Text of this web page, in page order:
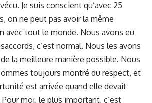
Je suis conscient qu’avec 25
on ne peut pas avoir la même
avec tout le monde. Nous avons eu
c’est normal. Nous les avons
la meilleure manière possible. Nous
toujours montré du respect, et
est arrivée quand elle devait
Pour moi, le plus important, c’est